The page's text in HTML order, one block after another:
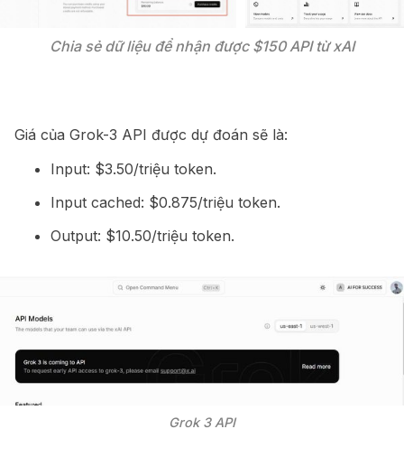
Chia sẻ dữ liệu để nhận được $150 API từ xAI
Giá của Grok-3 API được dự đoán sẽ là:
Input: $3.50/triệu token.
Input cached: $0.875/triệu token.
Output: $10.50/triệu token.
Grok 3 API